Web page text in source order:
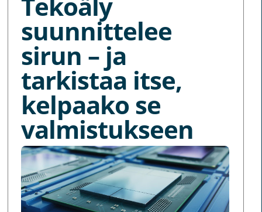
suunnittelee
sirun – ja
tarkistaa itse,
kelpaako se
valmistukseen